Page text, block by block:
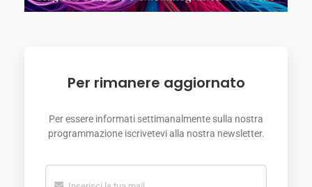
Per rimanere aggiornato
Per essere informati settimanalmente sulla nostra
programmazione iscrivetevi alla nostra newsletter.